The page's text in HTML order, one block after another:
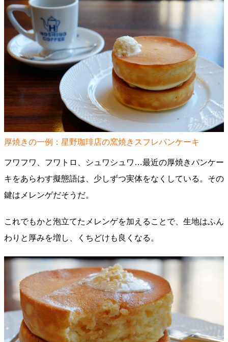
厚焼きの一例：星野珈琲店の窯焼きスフレパンケーキ
フワフワ、フワトロ、シュワシュワ…最近の厚焼きパンケー
キをあらわす擬態語は、少しずつ実体をなくしている。その
鍵はメレンゲだそうだ。
これでもかと泡立てたメレンゲを加えることで、生地はふん
わりと厚みを増し、くちどけも良くなる。